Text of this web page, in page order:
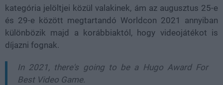
kategória jelöltjei közül valakinek, ám az augusztus 25-e
és 29-e között megtartandó Worldcon 2021 annyiban
különbözik majd a korábbiaktól, hogy videojátékot is
díjazni fognak.
In 2021, there's going to be a Hugo Award For
Best Video Game.